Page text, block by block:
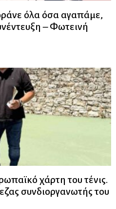
όλα όσα αγαπάμε,
– Φωτεινή
χάρτη του τένις.
συνδιοργανωτής του